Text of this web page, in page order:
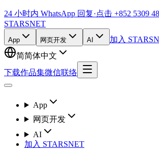
24 小时内 WhatsApp 回复·点击 +852 5309
STARSNET
App 网页开发 AI
加入
简简体中文
下载作品集微信联络
App
网页开发
AI
加入 STARSNET